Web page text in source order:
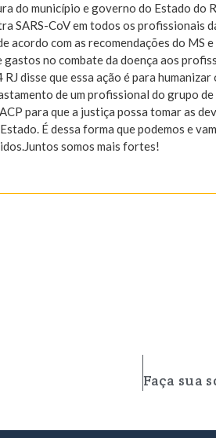
do município e governo do Estado do
CoV em todos os profissionais
com as recomendações do MS
no combate da doença aos
disse que essa ação é para
de um profissional do grupo
para que a justiça possa tomar as
É dessa forma que podemos e
somos mais fortes!